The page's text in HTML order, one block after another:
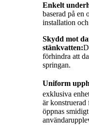
Enkelt
baserad på en
installation
Skydd mot
stänkvatten:
förhindra att
springan.
Uniform
exklusiva
är konstruerad
öppnas